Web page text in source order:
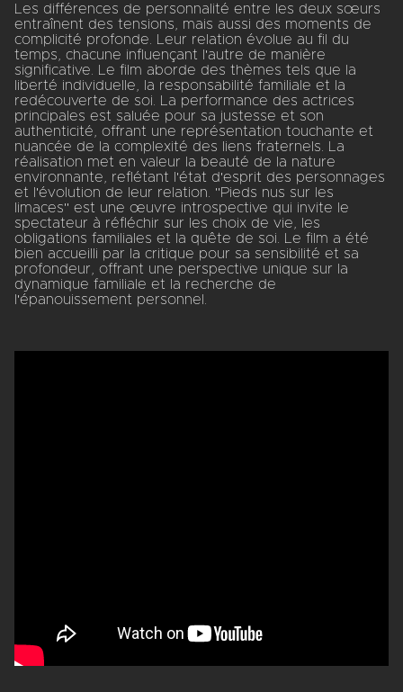
Les différences de personnalité entre les deux sœurs
entraînent des tensions, mais aussi des moments de
complicité profonde. Leur relation évolue au fil du
temps, chacune influençant l'autre de manière
significative. Le film aborde des thèmes tels que la
liberté individuelle, la responsabilité familiale et la
redécouverte de soi. La performance des actrices
principales est saluée pour sa justesse et son
authenticité, offrant une représentation touchante et
nuancée de la complexité des liens fraternels. La
réalisation met en valeur la beauté de la nature
environnante, reflétant l'état d'esprit des personnages
et l'évolution de leur relation. "Pieds nus sur les
limaces" est une œuvre introspective qui invite le
spectateur à réfléchir sur les choix de vie, les
obligations familiales et la quête de soi. Le film a été
bien accueilli par la critique pour sa sensibilité et sa
profondeur, offrant une perspective unique sur la
dynamique familiale et la recherche de
l'épanouissement personnel.